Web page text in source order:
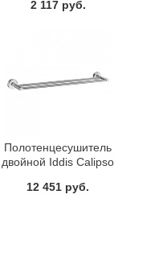
2 117 руб.
Полотенцесушитель
двойной Iddis Calipso
12 451 руб.